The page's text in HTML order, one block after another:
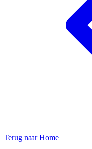
Terug naar Home